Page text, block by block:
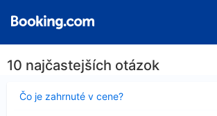
10 najčastejších otázok
Čo je zahrnuté v cene?
Nezobrazuje
sa